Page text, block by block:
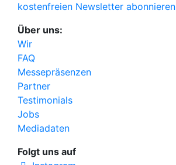
kostenfreien Newsletter abonnieren
Über uns:
Wir
FAQ
Messepräsenzen
Partner
Testimonials
Jobs
Mediadaten
Folgt uns auf